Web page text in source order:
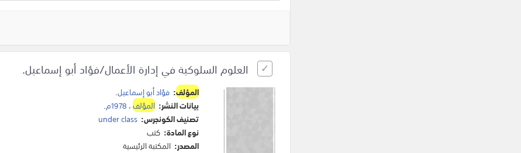
العلوم السلوكية في إدارة الأعمال/فؤاد أبو إسماعيل.
المؤلف: فؤاد أبو إسماعيل.
بيانات النشر: المؤلف، 1978م .
تصنيف الكونجرس: under class
نوع المادة: كتب
المصدر: المكتبة الرئيسية